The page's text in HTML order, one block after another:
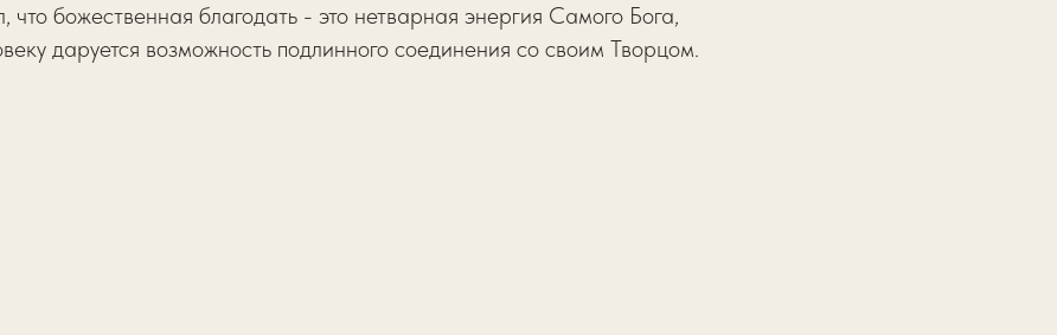
что божественная благодать - это нетварная энергия Самого Бога,
даруется возможность подлинного соединения со своим Творцом.